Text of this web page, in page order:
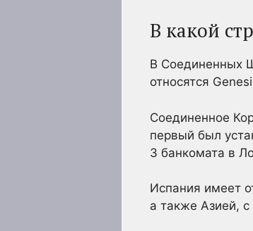
В какой
В Соединенных
относятся
Соединенное
первый был
3 банкомата в
Испания имеет
а также Азией,